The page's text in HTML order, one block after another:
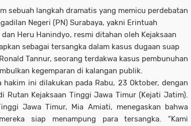
sebuah langkah dramatis yang memicu perdebatan
Negeri (PN) Surabaya, yakni Erintuah
dan Heru Hanindyo, resmi ditahan oleh Kejaksaan
sebagai tersangka dalam kasus dugaan suap
Tannur, seorang terdakwa kasus pembunuhan
kegemparan di kalangan publik.
hakim ini dilakukan pada Rabu, 23 Oktober, dengan
Rutan Kejaksaan Tinggi Jawa Timur (Kejati Jatim).
Jawa Timur, Mia Amiati, menegaskan bahwa
siap menampung para tersangka. “Kami